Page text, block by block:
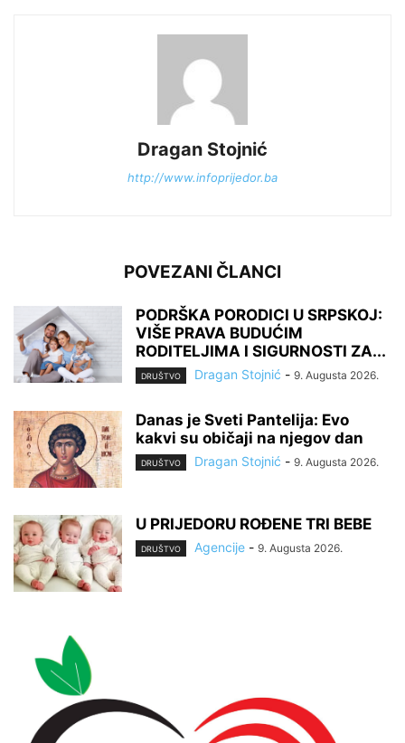
Dragan Stojnić
http://www.infoprijedor.ba
POVEZANI ČLANCI
PODRŠKA PORODICI U SRPSKOJ:
VIŠE PRAVA BUDUĆIM
RODITELJIMA I SIGURNOSTI ZA...
DRUŠTVO Dragan Stojnić - 9. Augusta 2026.
Danas je Sveti Pantelija: Evo
kakvi su običaji na njegov dan
DRUŠTVO Dragan Stojnić - 9. Augusta 2026.
U PRIJEDORU ROĐENE TRI BEBE
DRUŠTVO Agencije - 9. Augusta 2026.